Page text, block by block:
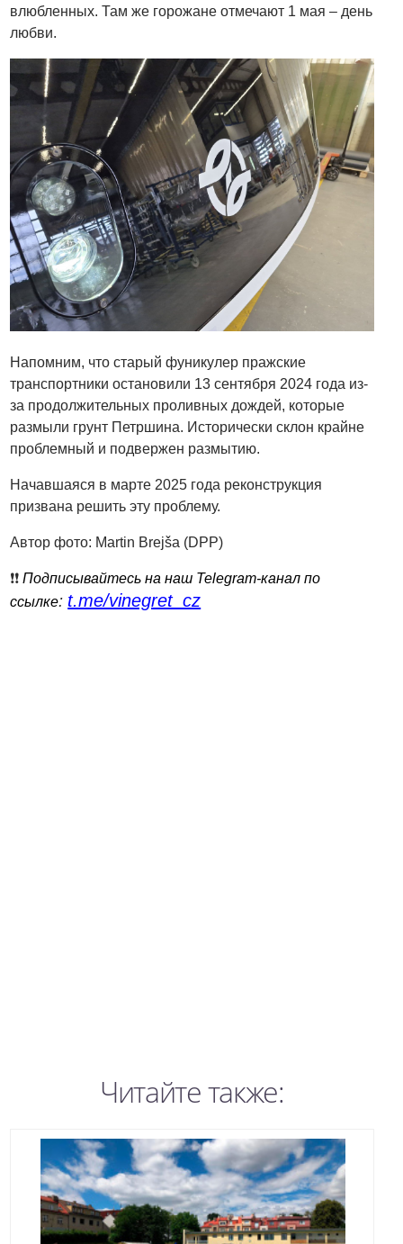
влюбленных. Там же горожане отмечают 1 мая – день
любви.
Напомним, что старый фуникулер пражские
транспортники остановили 13 сентября 2024 года из-
за продолжительных проливных дождей, которые
размыли грунт Петршина. Исторически склон крайне
проблемный и подвержен размытию.
Начавшаяся в марте 2025 года реконструкция
призвана решить эту проблему.
Автор фото: Martin Brejša (DPP)
❗️❗️Подписывайтесь на наш Telegram-канал по
ссылке: t.me/vinegret_cz
Читайте также: